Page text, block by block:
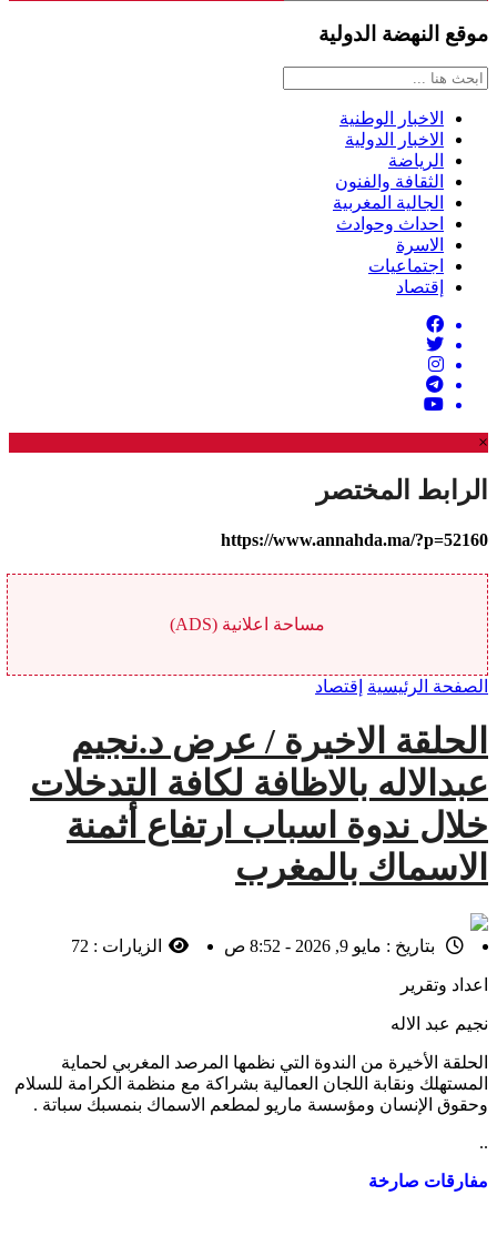
موقع النهضة الدولية
الاخبار الوطنية
الاخبار الدولية
الرياضة
الثقافة والفنون
الجالية المغربية
احداث وحوادث
الاسرة
اجتماعيات
إقتصاد
×
الرابط المختصر
https://www.annahda.ma/?p=52160
مساحة اعلانية (ADS)
الصفحة الرئيسية إقتصاد
الحلقة الاخيرة / عرض د.نجيم
عبدالاله بالاظافة لكافة التدخلات
خلال ندوة اسباب ارتفاع أثمنة
الاسماك بالمغرب
بتاريخ : مايو 9, 2026 - 8:52 ص الزيارات : 72
اعداد وتقرير
نجيم عبد الاله
الحلقة الأخيرة من الندوة التي نظمها المرصد المغربي لحماية
المستهلك ونقابة اللجان العمالية بشراكة مع منظمة الكرامة للسلام
وحقوق الإنسان ومؤسسة ماريو لمطعم الاسماك بنمسبك سباتة .
..
مفارقات صارخة